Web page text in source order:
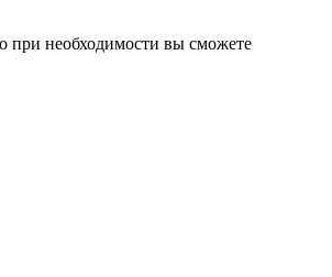
при необходимости вы сможете